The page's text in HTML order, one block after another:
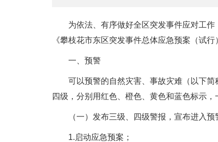
为依法、有序做好全区突发事件应对工作
《攀枝花市东区突发事件总体应急预案（试
一、预警
可以预警的自然灾害、事故灾难（以下简
四级，分别用红色、橙色、黄色和蓝色标示，
（一）发布三级、四级警报，宣布进入预
1.启动应急预案；